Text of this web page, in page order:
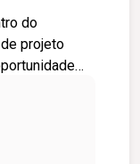
projeto